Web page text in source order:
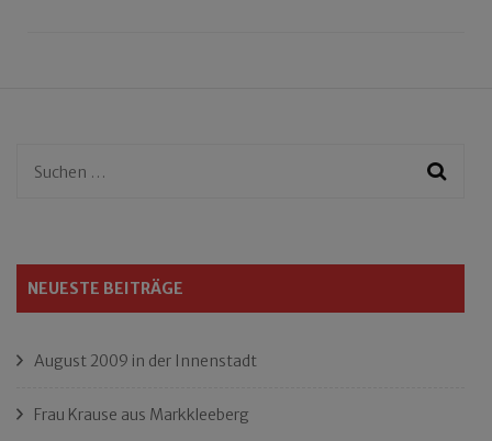
Suchen
NEUESTE BEITRÄGE
August 2009 in der Innenstadt
Frau Krause aus Markkleeberg